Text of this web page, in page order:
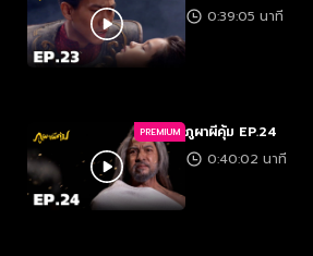
0:39:05 นาที
PREMIUM ภูผาผีคุ้ม EP.24
0:40:02 นาที